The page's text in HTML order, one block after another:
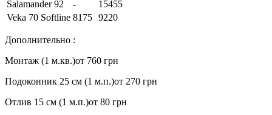
Salamander 92 -
15455
Veka 70 Softline 8175 9220
Дополнительно :
Монтаж (1 м.кв.)от 760 грн
Подоконник 25 см (1 м.п.)от 270 грн
Отлив 15 см (1 м.п.)от 80 грн